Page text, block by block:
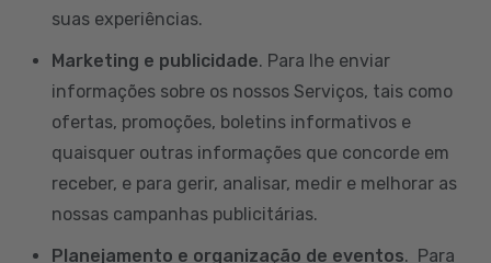
suas experiências.
Marketing e publicidade. Para lhe enviar
informações sobre os nossos Serviços, tais como
ofertas, promoções, boletins informativos e
quaisquer outras informações que concorde em
receber, e para gerir, analisar, medir e melhorar as
nossas campanhas publicitárias.
Planejamento e organização de eventos. Para